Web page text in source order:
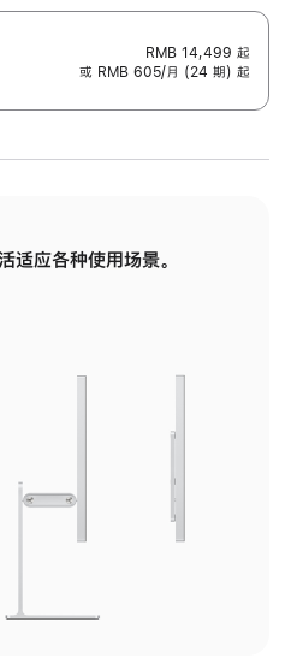
RMB 14,499 起
或 RMB 605/月 (24 期) 起
适应各种使用场景。